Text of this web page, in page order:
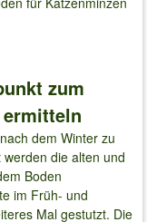
zum
dem Winter zu
die alten und
Boden
im Früh- und
Mal gestutzt. Die